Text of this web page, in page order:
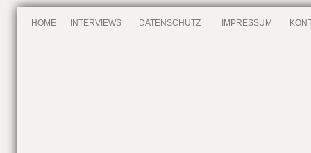
HOME INTERVIEWS DATENSCHUTZ IMPRESSUM